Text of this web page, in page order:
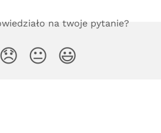
na twoje pytanie?
😞 😐 😃